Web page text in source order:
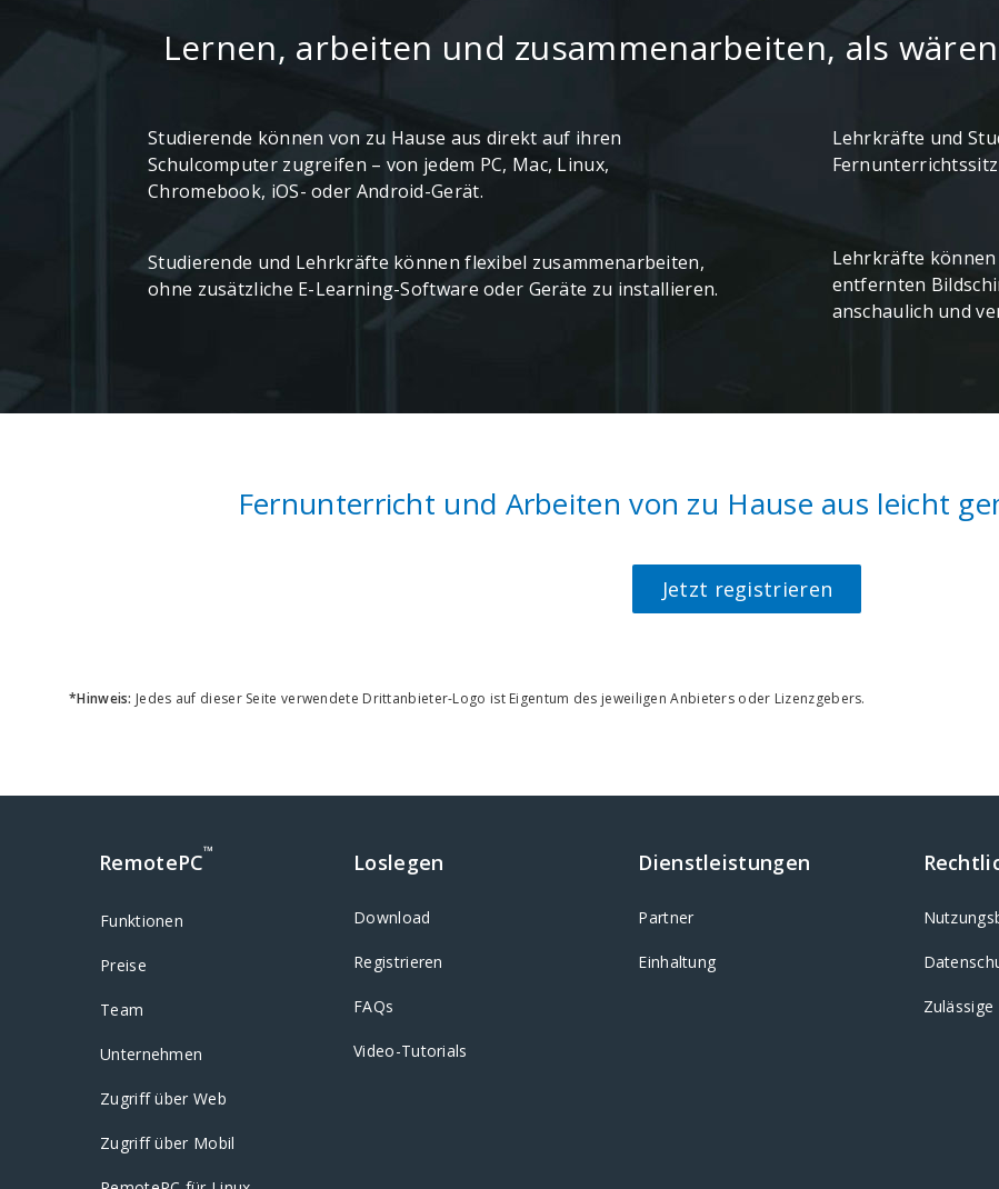
Lernen, arbeiten und zusammenarbeiten, als
Studierende können von zu Hause aus direkt auf ihren
Schulcomputer zugreifen – von jedem PC, Mac, Linux,
Chromebook, iOS- oder Android-Gerät.
Studierende und Lehrkräfte können flexibel zusammenarbeiten,
ohne zusätzliche E-Learning-Software oder Geräte zu installieren.
Lehrkräfte und
Lehrkräfte
entfernten
anschaulich und
Fernunterricht und Arbeiten von zu Hause aus leicht
Jetzt registrieren
*Hinweis: Jedes auf dieser Seite verwendete Drittanbieter-Logo ist Eigentum des jeweiligen Anbieters oder Lizenzgebers.
RemotePC™
Funktionen
Preise
Team
Unternehmen
Zugriff über Web
Zugriff über Mobil
Loslegen
Download
Registrieren
FAQs
Video-Tutorials
Dienstleistungen
Partner
Einhaltung